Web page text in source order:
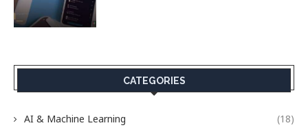
CATEGORIES
AI & Machine Learning (18)